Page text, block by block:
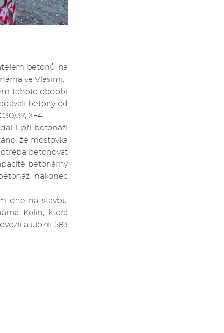
betonů na
ve Vlašimi.
tohoto období
betony od
37, XF4.
i při betonáži
že mostovka
betonovat
betonárny
nakonec
dne na stavbu
Kolín, která
a uložili 583